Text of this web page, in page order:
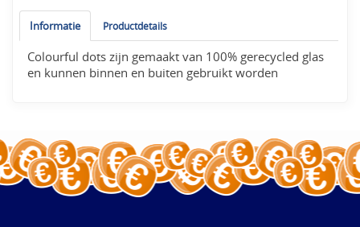
Informatie Productdetails
Colourful dots zijn gemaakt van 100% gerecycled glas
en kunnen binnen en buiten gebruikt worden